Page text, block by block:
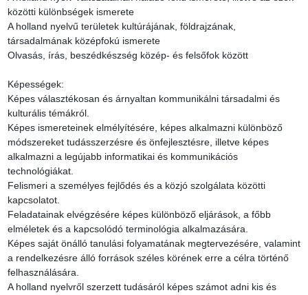
közötti különbségek ismerete
A holland nyelvű területek kultúrájának, földrajzának,
társadalmának középfokú ismerete
Olvasás, írás, beszédkészség közép- és felsőfok között
Képességek:
Képes választékosan és árnyaltan kommunikálni társadalmi és
kulturális témákról.
Képes ismereteinek elmélyítésére, képes alkalmazni különböző
módszereket tudásszerzésre és önfejlesztésre, illetve képes
alkalmazni a legújabb informatikai és kommunikációs
technológiákat.
Felismeri a személyes fejlődés és a közjó szolgálata közötti
kapcsolatot.
Feladatainak elvégzésére képes különböző eljárások, a főbb
elméletek és a kapcsolódó terminológia alkalmazására.
Képes saját önálló tanulási folyamatának megtervezésére, valamint
a rendelkezésre álló források széles körének erre a célra történő
felhasználására.
A holland nyelvről szerzett tudásáról képes számot adni kis és